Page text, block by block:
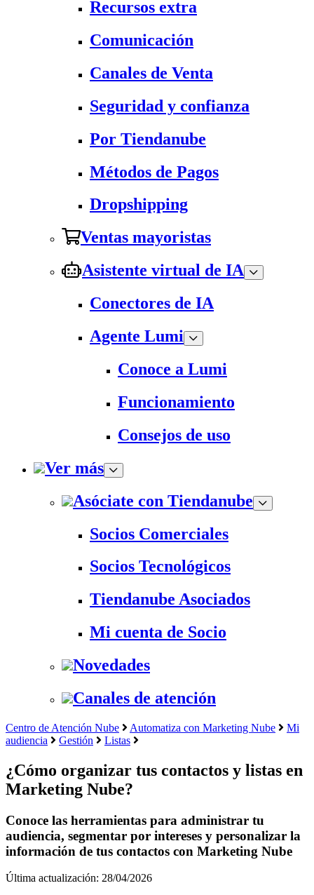
Recursos extra
Comunicación
Canales de Venta
Seguridad y confianza
Por Tiendanube
Métodos de Pagos
Dropshipping
Ventas mayoristas
Asistente virtual de IA
Conectores de IA
Agente Lumi
Conoce a Lumi
Funcionamiento
Consejos de uso
Ver más
Asóciate con Tiendanube
Socios Comerciales
Socios Tecnológicos
Tiendanube Asociados
Mi cuenta de Socio
Novedades
Canales de atención
Centro de Atención Nube Automatiza con Marketing Nube
Mi
audiencia
Gestión Listas
¿Cómo organizar tus contactos y listas en
Marketing Nube?
Conoce las herramientas para administrar tu
audiencia, segmentar por intereses y personalizar la
información de tus contactos con Marketing Nube
Última actualización: 28/04/2026